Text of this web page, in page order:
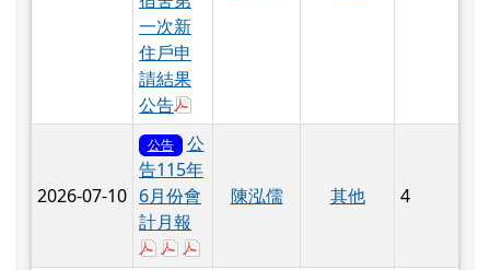
公告
公
告115年
6月份會
計月報
於彈跳視窗觀看：各項費用彙計表-6.pdf
於彈跳視窗觀看：基金來源、用途及餘
於彈跳視窗觀看：平衡表-6.pdf
宣導
生
命教育
宣導：
國立教
育廣播